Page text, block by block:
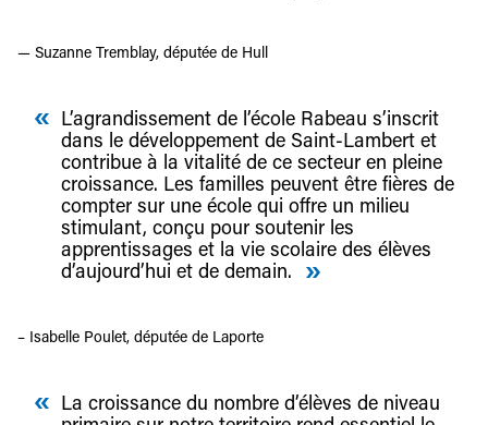
— Suzanne Tremblay, députée de Hull
L’agrandissement de l’école Rabeau s’inscrit
dans le développement de Saint-Lambert et
contribue à la vitalité de ce secteur en pleine
croissance. Les familles peuvent être fières de
compter sur une école qui offre un milieu
stimulant, conçu pour soutenir les
apprentissages et la vie scolaire des élèves
d’aujourd’hui et de demain.
– Isabelle Poulet, députée de Laporte
La croissance du nombre d’élèves de niveau